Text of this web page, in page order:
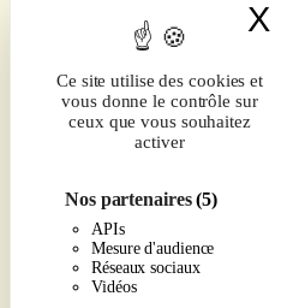
Ce site utilise des cookies et
vous donne le contrôle sur
ceux que vous souhaitez
activer
Nos partenaires(5)
APIs
Mesure d'audience
Réseaux sociaux
Vidéos
X